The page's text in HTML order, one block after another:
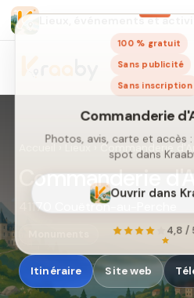
Lieux, événements et
100 %
Sans
Sans
Commanderie
Photos, avis, carte et accès
Ouvrir dans
Accueil› Lieux›Commanderie
Commanderie
41170 Couëtron-au-Perche
Itinéraire Site web